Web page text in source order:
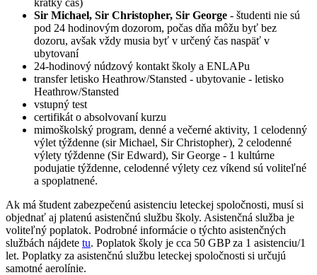
krátky čas)
Sir Michael, Sir Christopher, Sir George - študenti nie sú
pod 24 hodinovým dozorom, počas dňa môžu byť bez
dozoru, avšak vždy musia byť v určený čas naspäť v
ubytovaní
24-hodinový núdzový kontakt školy a ENLAPu
transfer letisko Heathrow/Stansted - ubytovanie - letisko
Heathrow/Stansted
vstupný test
certifikát o absolvovaní kurzu
mimoškolský program, denné a večerné aktivity, 1 celodenný
výlet týždenne (sir Michael, Sir Christopher), 2 celodenné
výlety týždenne (Sir Edward), Sir George - 1 kultúrne
podujatie týždenne, celodenné výlety cez víkend sú voliteľné
a spoplatnené.
Ak má študent zabezpečenú asistenciu leteckej spoločnosti, musí si
objednať aj platenú asistenčnú službu školy. Asistenčná služba je
voliteľný poplatok. Podrobné informácie o týchto asistenčných
službách nájdete tu. Poplatok školy je cca 50 GBP za 1 asistenciu/1
let. Poplatky za asistenčnú službu leteckej spoločnosti si určujú
samotné aerolínie.